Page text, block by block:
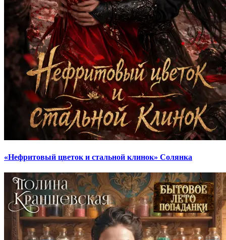
«Нефритовый цветок и стальной клинок» Солянка